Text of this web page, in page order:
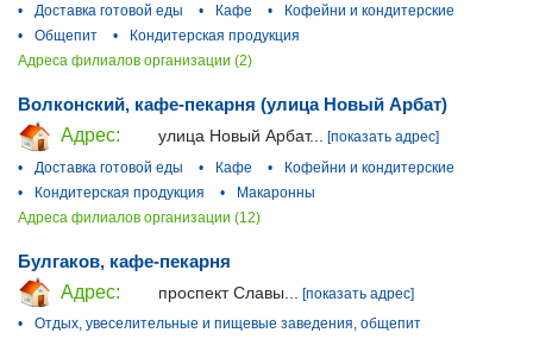
•
Доставка готовой еды • Кафе •
Кофейни и кондитерские
•
Общепит •
Кондитерская продукция
Адреса филиалов организации (2)
Волконский, кафе-пекарня (улица Новый Арбат)
Адрес:
улица Новый Арбат...
[показать адрес]
•
Доставка готовой еды • Кафе •
Кофейни и кондитерские
•
Кондитерская продукция •
Макаронны
Адреса филиалов организации (12)
Булгаков, кафе-пекарня
Адрес:
проспект Славы...
[показать адрес]
•
Отдых, увеселительные и пищевые заведения, общепит